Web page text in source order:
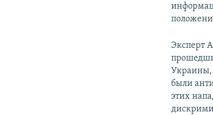
Эксперт
Украины,
были
этих